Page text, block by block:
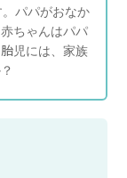
パパがおなか
ちゃんはパパ
児には、家族